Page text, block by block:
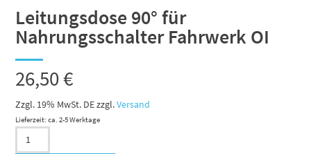
Leitungsdose 90° für
Nahrungsschalter Fahrwerk OI
26,50€
Zzgl. 19% MwSt. DEzzgl.Versand
Lieferzeit: ca. 2-5 Werktage
Leitungsdose
90°